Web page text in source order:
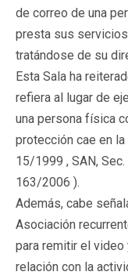
de correo de una
presta sus
tratándose de su
Esta Sala ha
refiera al lugar de
una persona física
protección cae en
15/1999 , SAN,
163/2006 ).
Además, cabe
Asociación
para remitir el video
relación con la